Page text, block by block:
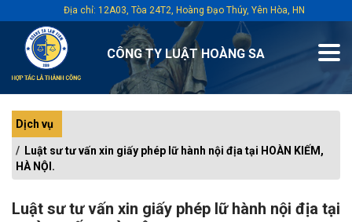
CÔNG TY LUẬT HOÀNG SA
Địa chỉ: 12A03, Tòa 24T2, Hoàng Đạo Thúy, Yên Hòa, HN
Dịch vụ
Luật sư tư vấn xin giấy phép lữ hành nội địa tại HOÀN KIẾM,
HÀ NỘI.
Luật sư tư vấn xin giấy phép lữ hành nội địa tại